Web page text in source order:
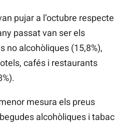
pujar a l’octubre respecte
passat van ser els
no alcohòliques (15,8%),
cafés i restaurants
mesura els preus
alcohòliques i tabac